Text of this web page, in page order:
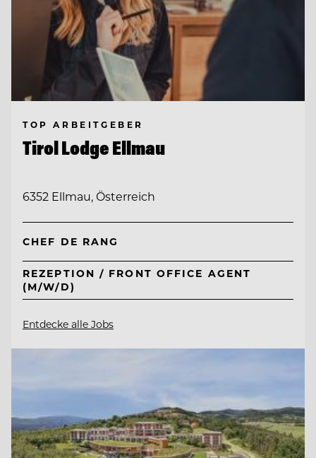
TOP ARBEITGEBER
Tirol Lodge Ellmau
6352 Ellmau, Österreich
CHEF DE RANG
REZEPTION / FRONT OFFICE AGENT
(M/W/D)
Entdecke alle Jobs